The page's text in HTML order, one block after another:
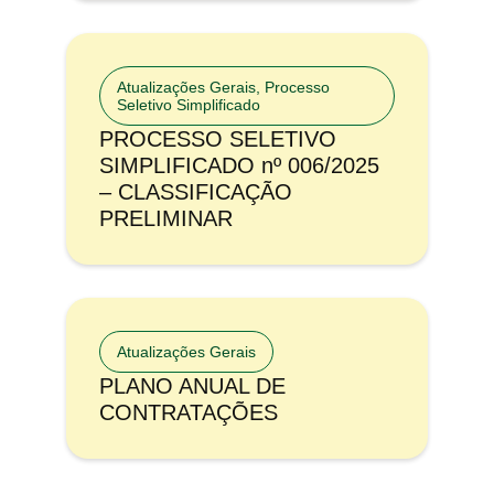
Atualizações Gerais Processo
Seletivo Simplificado
PROCESSO SELETIVO
SIMPLIFICADO nº 006/2025
– CLASSIFICAÇÃO
PRELIMINAR
Atualizações Gerais
PLANO ANUAL DE
CONTRATAÇÕES